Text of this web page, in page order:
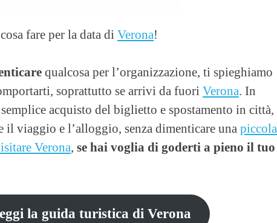
fare per la data di Verona!
qualcosa per l’organizzazione, ti spieghiamo
soprattutto se arrivi da fuori Verona. In
acquisto del biglietto e spostamento in città,
il viaggio e l’alloggio, senza dimenticare una piccola
Verona, se hai voglia di goderti a pieno il tuo
la guida turistica di Verona